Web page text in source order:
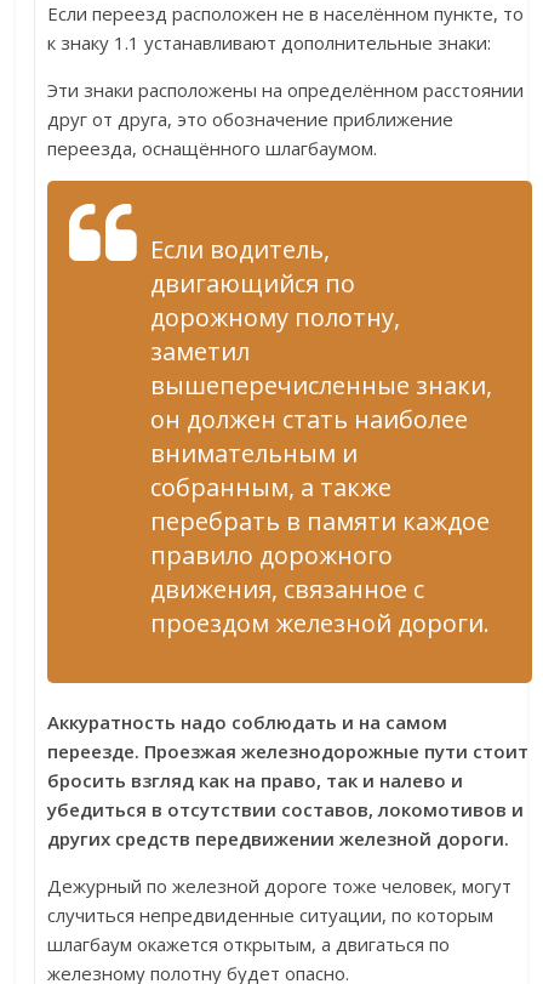
Если переезд расположен не в населённом пункте, то
к знаку 1.1 устанавливают дополнительные знаки:
Эти знаки расположены на определённом расстоянии
друг от друга, это обозначение приближение
переезда, оснащённого шлагбаумом.
Если водитель,
двигающийся по
дорожному полотну,
заметил
вышеперечисленные знаки,
он должен стать наиболее
внимательным и
собранным, а также
перебрать в памяти каждое
правило дорожного
движения, связанное с
проездом железной дороги.
Аккуратность надо соблюдать и на самом
переезде. Проезжая железнодорожные пути стоит
бросить взгляд как на право, так и налево и
убедиться в отсутствии составов, локомотивов и
других средств передвижении железной дороги.
Дежурный по железной дороге тоже человек, могут
случиться непредвиденные ситуации, по которым
шлагбаум окажется открытым, а двигаться по
железному полотну будет опасно.